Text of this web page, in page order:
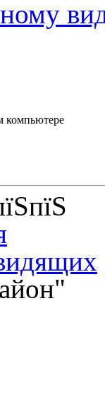
компьютере